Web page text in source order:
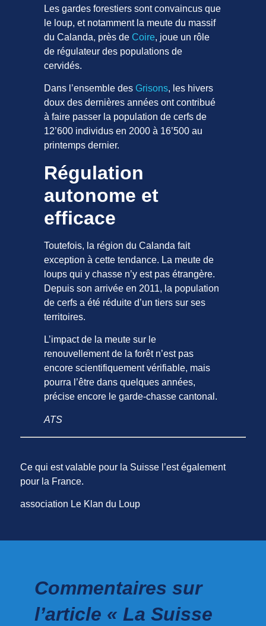
Les gardes forestiers sont convaincus que
le loup, et notamment la meute du massif
du Calanda, près deCoire, joue un rôle
de régulateur des populations de
cervidés.
Dans l’ensemble desGrisons, les hivers
doux des dernières années ont contribué
à faire passer la population de cerfs de
12’600 individus en 2000 à 16’500 au
printemps dernier.
Régulation
autonome et
efficace
Toutefois, la région du Calanda fait
exception à cette tendance. La meute de
loups qui y chasse n’y est pas étrangère.
Depuis son arrivée en 2011, la population
de cerfs a été réduite d’un tiers sur ses
territoires.
L’impact de la meute sur le
renouvellement de la forêt n’est pas
encore scientifiquement vérifiable, mais
pourra l’être dans quelques années,
précise encore le garde-chasse cantonal.
ATS
Ce qui est valable pour la Suisse l’est également
pour la France.
association Le Klan du Loup
Commentaires sur
l’article « La Suisse